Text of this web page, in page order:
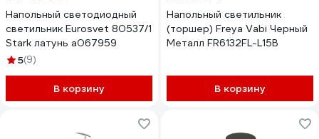
Напольный светодиодный
светильник Eurosvet 80537/1
Stark латунь a067959
5(9)
В корзину
Напольный светильник
(торшер) Freya Vabi Черный
Металл FR6132FL-L15B
В корзину